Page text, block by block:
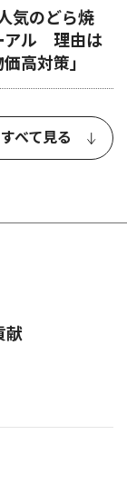
気のどら焼
アル 理由は
高対策」
すべて見る
献